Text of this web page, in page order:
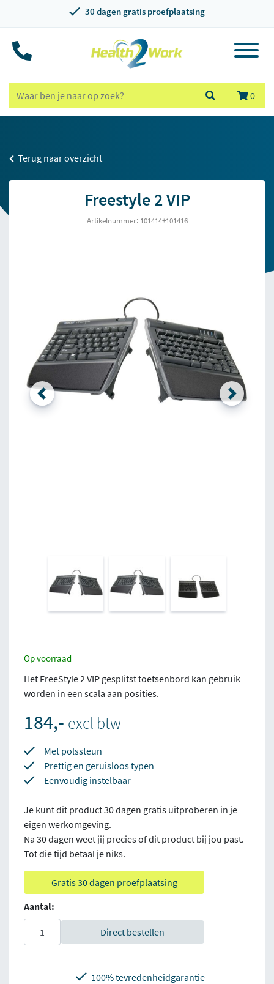
30 dagen gratis proefplaatsing
0
Terug naar overzicht
Freestyle 2 VIP
Artikelnummer: 101414+101416
Op voorraad
Het FreeStyle 2 VIP gesplitst toetsenbord kan gebruik
worden in een scala aan posities.
184,- excl btw
Met polssteun
Prettig en geruisloos typen
Eenvoudig instelbaar
Je kunt dit product 30 dagen gratis uitproberen in je
eigen werkomgeving.
Na 30 dagen weet jij precies of dit product bij jou past.
Tot die tijd betaal je niks.
Gratis 30 dagen proefplaatsing
Aantal:
Direct bestellen
100% tevredenheidgarantie